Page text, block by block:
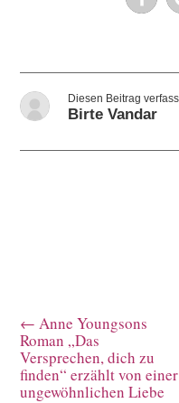
Birte Vandar
←Anne Youngsons
Roman „Das
Versprechen, dich zu
finden“ erzählt von einer
ungewöhnlichen Liebe